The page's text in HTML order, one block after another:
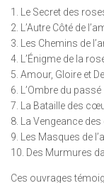
1. Le Secret des
2. L’Autre Côté de
3. Les Chemins de
4. L’Énigme de la
5. Amour, Gloire et
6. L’Ombre du passé
7. La Bataille des
8. La Vengeance
9. Les Masques de
10. Des Murmures
Ces ouvrages